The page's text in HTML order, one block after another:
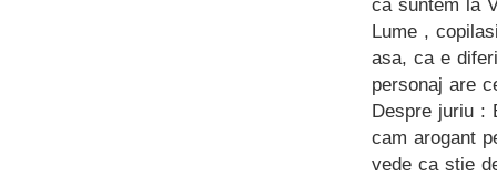
ca suntem la
Lume ,
asa, ca e
personaj are
Despre juriu :
cam arogant
vede ca stie